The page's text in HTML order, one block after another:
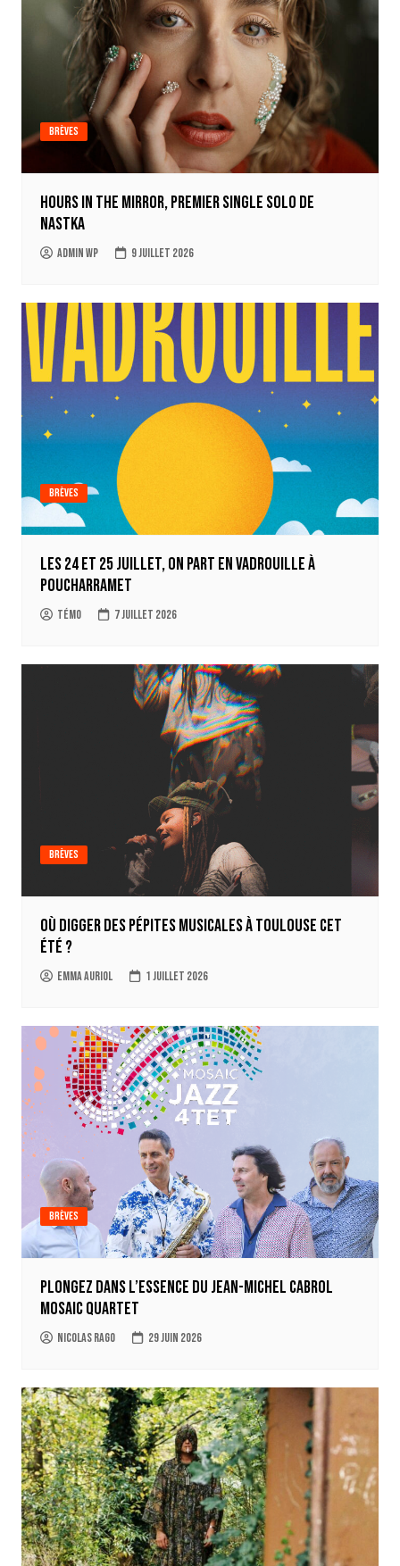
Brèves
Hours in the mirror, premier single solo de
Nastka
Admin WP 9 juillet 2026
Brèves
Les 24 et 25 juillet, on part en Vadrouille à
Poucharramet
Témo 7 juillet 2026
Brèves
Où digger des pépites musicales à Toulouse cet
été ?
Emma Auriol 1 juillet 2026
Brèves
Plongez dans l’essence du Jean-Michel Cabrol
Mosaic Quartet
Nicolas Rago 29 juin 2026